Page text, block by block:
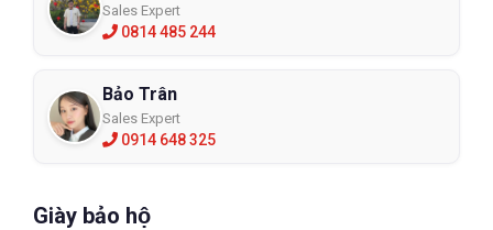
Sales Expert
0814 485 244
Bảo Trân
Sales Expert
0914 648 325
Giày bảo hộ